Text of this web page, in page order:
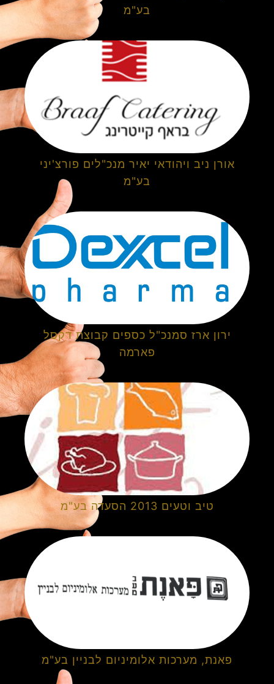
בע"מ
אורן ניב ויהודאי יאיר מנכ"לים פורצ'יני
בע"מ
ירון ארז סמנכ"ל כספים קבוצת דקסל
פארמה
טיב וטעים 2013 הסעדה בע"מ
פאנת, מערכות אלומיניום לבניין בע"מ